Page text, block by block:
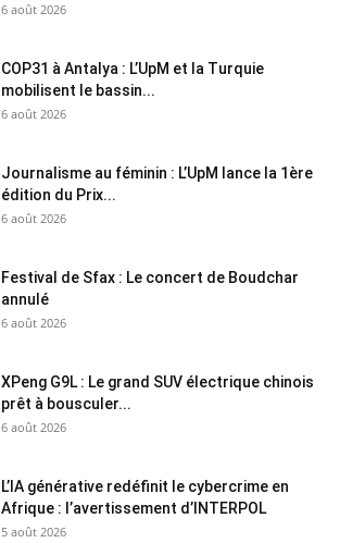
6 août 2026
COP31 à Antalya : L’UpM et la Turquie
mobilisent le bassin...
6 août 2026
Journalisme au féminin : L’UpM lance la 1ère
édition du Prix...
6 août 2026
Festival de Sfax : Le concert de Boudchar
annulé
6 août 2026
XPeng G9L : Le grand SUV électrique chinois
prêt à bousculer...
6 août 2026
L’IA générative redéfinit le cybercrime en
Afrique : l’avertissement d’INTERPOL
5 août 2026